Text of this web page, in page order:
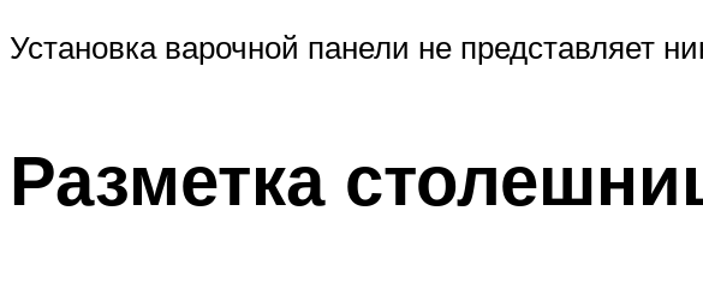
Установка варочной панели не представляет
Разметка